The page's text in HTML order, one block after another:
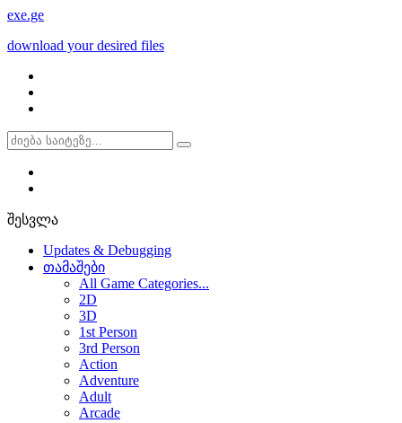
exe.ge
download your desired files
შესვლა
Updates & Debugging
თამაშები
All Game Categories...
2D
3D
1st Person
3rd Person
Action
Adventure
Adult
Arcade